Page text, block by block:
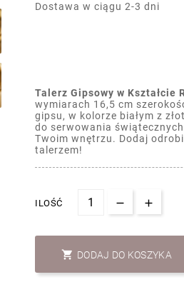
Dostawa w ciągu 2-3 dni
Talerz Gipsowy w Kształcie
wymiarach 16,5 cm
gipsu, w kolorze białym z
do serwowania
Twoim wnętrzu. Dodaj
talerzem!
ILOŚĆ
 DODAJ DO KOSZYKA